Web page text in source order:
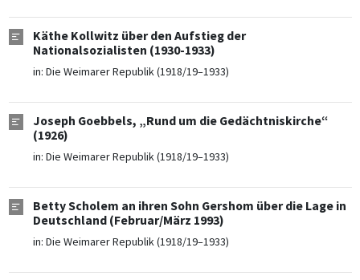
Käthe Kollwitz über den Aufstieg der
Nationalsozialisten (1930-1933)
in: Die Weimarer Republik (1918/19–1933)
Joseph Goebbels, „Rund um die Gedächtniskirche“
(1926)
in: Die Weimarer Republik (1918/19–1933)
Betty Scholem an ihren Sohn Gershom über die Lage in
Deutschland (Februar/März 1993)
in: Die Weimarer Republik (1918/19–1933)